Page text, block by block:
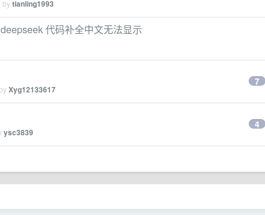
bytianling1993
代码补全中文无法显示
Xyg12133617
7
ysc3839
4